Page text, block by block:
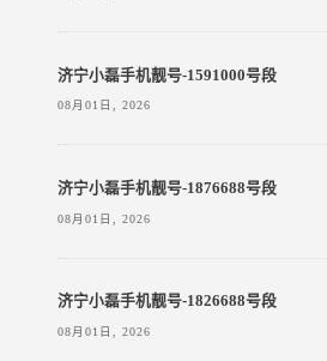
济宁小磊手机靓号-1591000号段
08月01日, 2026
济宁小磊手机靓号-1876688号段
08月01日, 2026
济宁小磊手机靓号-1826688号段
08月01日, 2026